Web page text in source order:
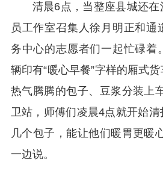
清晨6点，当整座县城还
员工作室召集人徐月明正和通
务中心的志愿者们一起忙碌着
辆印有“暖心早餐”字样的厢式
热气腾腾的包子、豆浆分装上
卫站，师傅们凌晨4点就开始清
几个包子，能让他们暖胃更暖
一边说。